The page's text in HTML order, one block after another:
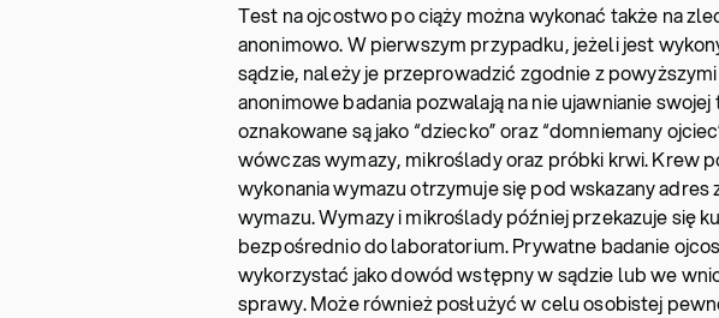
Test na ojcostwo po ciąży można wykonać także na
anonimowo. W pierwszym przypadku, jeżeli jest
sądzie, należy je przeprowadzić zgodnie z
anonimowe badania pozwalają na nie ujawnianie
oznakowane są jako “dziecko” oraz “domniemany
wówczas wymazy, mikroślady oraz próbki krwi. Krew
wykonania wymazu otrzymuje się pod wskazany
wymazu. Wymazy i mikroślady później przekazuje się
bezpośrednio do laboratorium. Prywatne badanie
wykorzystać jako dowód wstępny w sądzie lub we
sprawy. Może również posłużyć w celu osobistej